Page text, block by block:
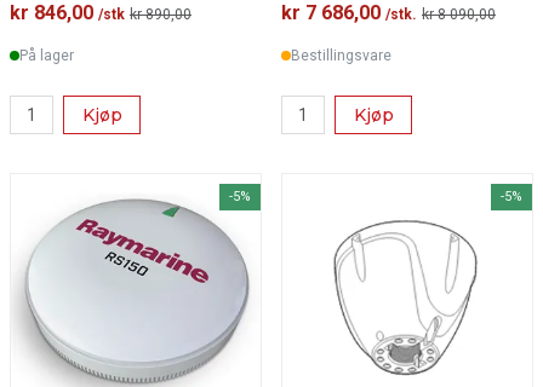
kr 846,00 /stk kr 890,00
På lager
Kjøp
kr 7 686,00 /stk. kr 8 090,00
Bestillingsvare
Kjøp
-5% -5%